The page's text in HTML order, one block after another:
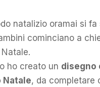
natalizio oramai si
cominciano a
Natale.
ho creato un disegno
Natale, da completare